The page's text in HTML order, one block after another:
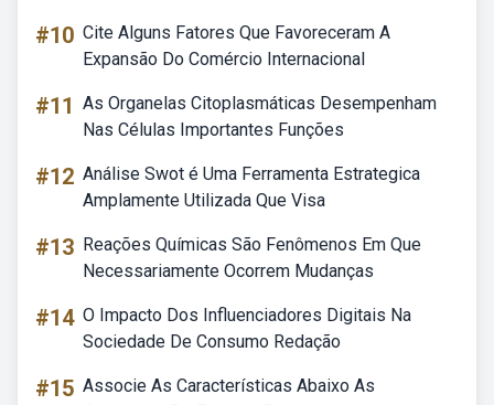
#10 Cite Alguns Fatores Que Favoreceram A
Expansão Do Comércio Internacional
#11 As Organelas Citoplasmáticas Desempenham
Nas Células Importantes Funções
#12 Análise Swot é Uma Ferramenta Estrategica
Amplamente Utilizada Que Visa
#13 Reações Químicas São Fenômenos Em Que
Necessariamente Ocorrem Mudanças
#14 O Impacto Dos Influenciadores Digitais Na
Sociedade De Consumo Redação
#15 Associe As Características Abaixo As